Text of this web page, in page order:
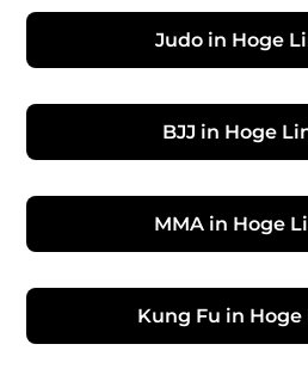
Judo in Hoge
BJJ in Hoge
MMA in Hoge
Kung Fu in